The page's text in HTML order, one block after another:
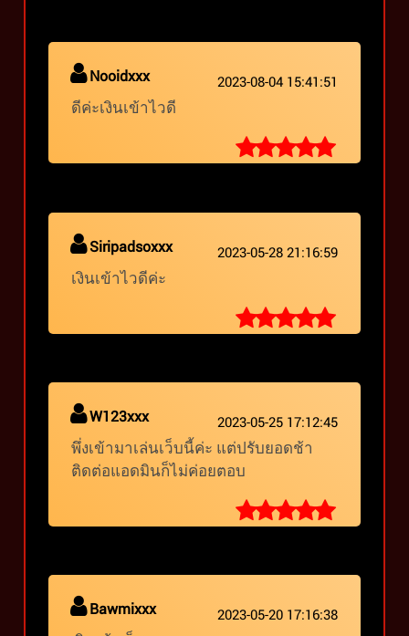
Nooidxxx 2023-08-04 15:41:51
ดีค่ะเงินเข้าไวดี
Siripadsoxxx 2023-05-28 21:16:59
เงินเข้าไวดีค่ะ
W123xxx 2023-05-25 17:12:45
พึ่งเข้ามาเล่นเว็บนี้ค่ะ แต่ปรับยอดช้า​
ติดต่อแอดมินก็ไม่ค่อยตอบ​
Bawmixxx 2023-05-20 17:16:38